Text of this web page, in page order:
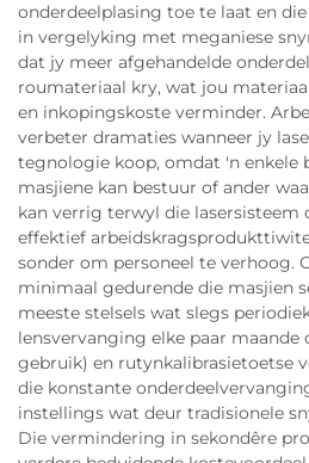
onderdeelplasing toe te laat en
in vergelyking met meganiese
dat jy meer afgehandelde
roumateriaal kry, wat jou
en inkopingskoste verminder.
verbeter dramaties wanneer jy
tegnologie koop, omdat 'n enkele
masjiene kan bestuur of ander
kan verrig terwyl die lasersisteem
effektief
sonder om personeel te verhoog.
minimaal gedurende die masjien
meeste stelsels wat slegs
lensvervanging elke paar maande
gebruik) en rutynkalibrasietoetse
die konstante
instellings wat deur tradisionele
Die vermindering in sekondêre